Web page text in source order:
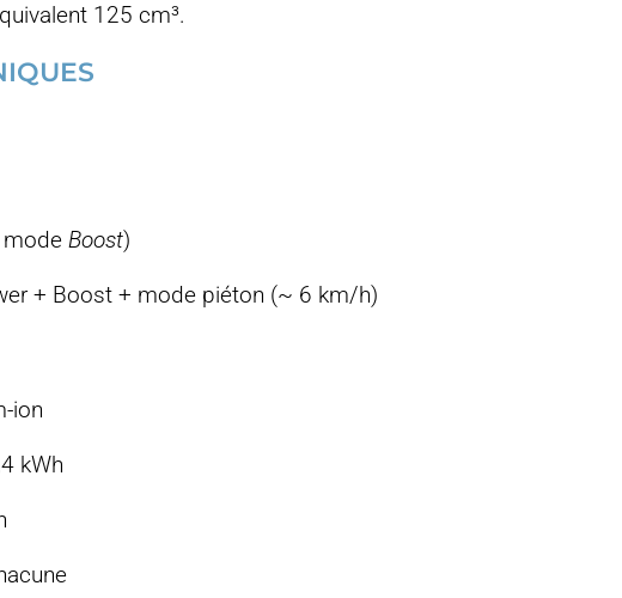
125 cm³.
modeBoost)
+ Boost + mode piéton (~ 6 km/h)
ion
kWh